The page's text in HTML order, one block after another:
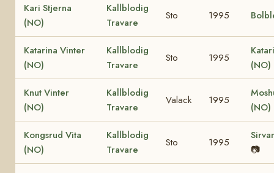
Kari Stjerna
(NO)
Kallblodig
Travare
Sto 1995
Katarina Vinter
(NO)
Kallblodig
Travare
Sto 1995
(NO)
Knut Vinter
(NO)
Kallblodig
Travare
Valack 1995
(NO)
Kongsrud Vita
(NO)
Kallblodig
Travare
Sto 1995
📷